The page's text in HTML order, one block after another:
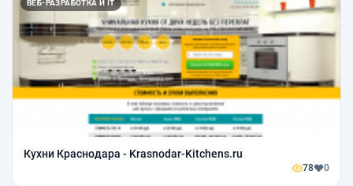
ВЕБ-РАЗРАБОТКА И IT
Кухни Краснодара - Krasnodar-Kitchens.ru
78 0